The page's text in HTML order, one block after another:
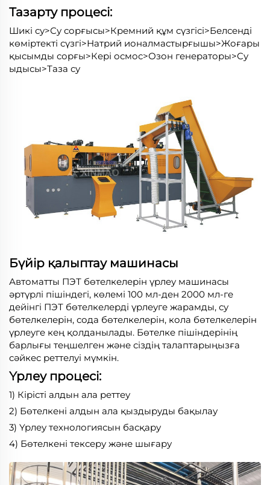
Тазарту процесі:
Шикі су>Су сорғысы>Кремний құм сүзгісі>Белсенді
көміртекті сүзгі>Натрий ионалмастырғышы>Жоғары
қысымды сорғы>Кері осмос>Озон генераторы>Су
ыдысы>Таза су
Бүйір қалыптау машинасы
Автоматты ПЭТ бөтелкелерін үрлеу машинасы
әртүрлі пішіндегі, көлемі 100 мл-ден 2000 мл-ге
дейінгі ПЭТ бөтелкелерді үрлеуге жарамды, су
бөтелкелерін, сода бөтелкелерін, кола бөтелкелерін
үрлеуге кең қолданылады. Бөтелке пішіндерінің
барлығы теңшелген және сіздің талаптарыңызға
сәйкес реттелуі мүмкін.
Үрлеу процесі:
1) Кірісті алдын ала реттеу
2) Бөтелкені алдын ала қыздыруды бақылау
3) Үрлеу технологиясын басқару
4) Бөтелкені тексеру және шығару